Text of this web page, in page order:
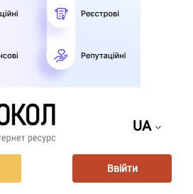
UA
Ввійти